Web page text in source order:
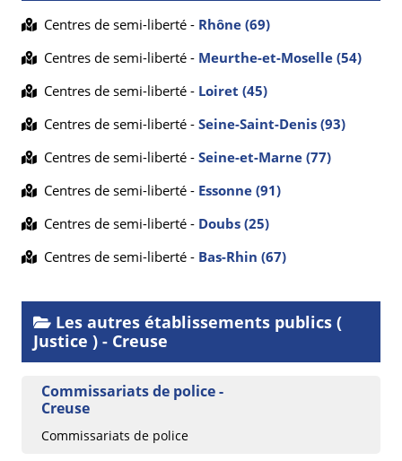
Centres de semi-liberté - Rhône (69)
Centres de semi-liberté - Meurthe-et-Moselle (54)
Centres de semi-liberté - Loiret (45)
Centres de semi-liberté - Seine-Saint-Denis (93)
Centres de semi-liberté - Seine-et-Marne (77)
Centres de semi-liberté - Essonne (91)
Centres de semi-liberté - Doubs (25)
Centres de semi-liberté - Bas-Rhin (67)
Les autres établissements publics (
Justice ) - Creuse
Commissariats de police -
Creuse
Commissariats de police